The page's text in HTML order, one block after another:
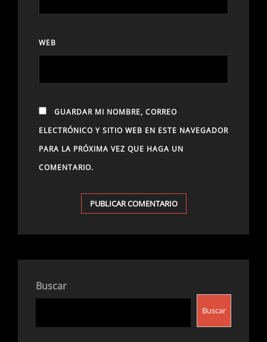
WEB
GUARDAR MI NOMBRE, CORREO
ELECTRÓNICO Y SITIO WEB EN ESTE NAVEGADOR
PARA LA PRÓXIMA VEZ QUE HAGA UN
COMENTARIO.
Buscar
Buscar